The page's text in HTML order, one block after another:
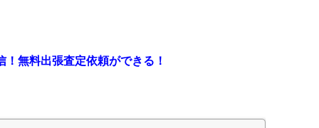
無料出張査定依頼ができる！